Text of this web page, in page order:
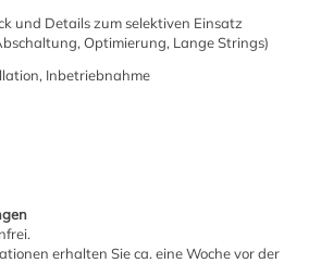
und Details zum selektiven Einsatz
Optimierung, Lange Strings)
Inbetriebnahme
erhalten Sie ca. eine Woche vor der